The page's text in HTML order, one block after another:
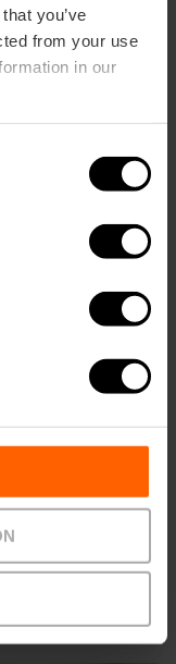
you’ve
from your use
in our
la Cité des